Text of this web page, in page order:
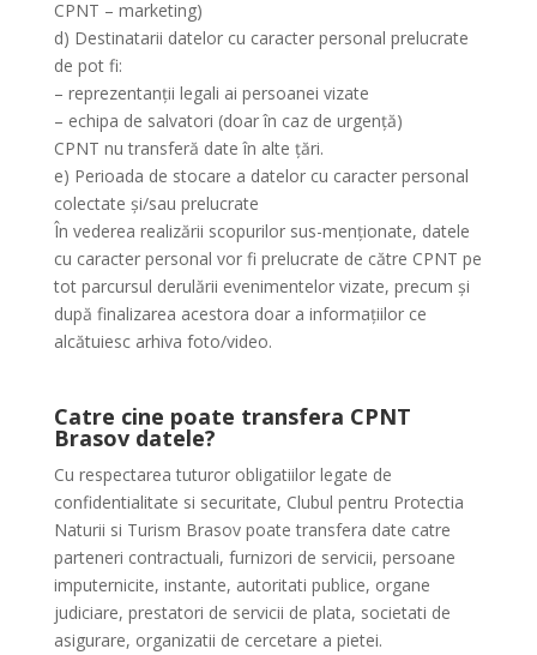
CPNT – marketing)
d) Destinatarii datelor cu caracter personal prelucrate
de pot fi:
– reprezentanții legali ai persoanei vizate
– echipa de salvatori (doar în caz de urgență)
CPNT nu transferă date în alte țări.
e) Perioada de stocare a datelor cu caracter personal
colectate și/sau prelucrate
În vederea realizării scopurilor sus-menționate, datele
cu caracter personal vor fi prelucrate de către CPNT pe
tot parcursul derulării evenimentelor vizate, precum și
după finalizarea acestora doar a informațiilor ce
alcătuiesc arhiva foto/video.
Catre cine poate transfera CPNT
Brasov datele?
Cu respectarea tuturor obligatiilor legate de
confidentialitate si securitate, Clubul pentru Protectia
Naturii si Turism Brasov poate transfera date catre
parteneri contractuali, furnizori de servicii, persoane
imputernicite, instante, autoritati publice, organe
judiciare, prestatori de servicii de plata, societati de
asigurare, organizatii de cercetare a pietei.